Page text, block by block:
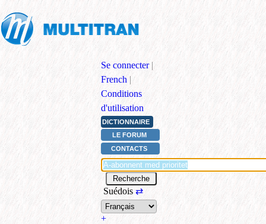
Se connecter |
French |
Conditions
d'utilisation
DICTIONNAIRE
LE FORUM
CONTACTS
Suédois ⇄
+